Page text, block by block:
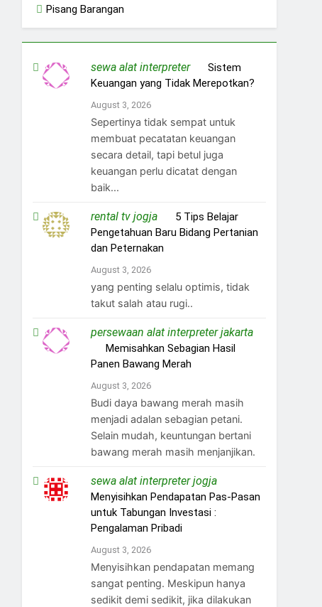
Pisang Barangan
sewa alat interpreteron Sistem
Keuangan yang Tidak Merepotkan?
August 3, 2026
Sepertinya tidak sempat untuk
membuat pecatatan keuangan
secara detail, tapi betul juga
keuangan perlu dicatat dengan
baik...
rental tv jogjaon 5 Tips Belajar
Pengetahuan Baru Bidang Pertanian
dan Peternakan
August 3, 2026
yang penting selalu optimis, tidak
takut salah atau rugi..
persewaan alat interpreter jakarta
Memisahkan Sebagian Hasil
Panen Bawang Merah
August 3, 2026
Budi daya bawang merah masih
menjadi adalan sebagian petani.
Selain mudah, keuntungan bertani
bawang merah masih menjanjikan.
sewa alat interpreter jogjaon
Menyisihkan Pendapatan Pas-Pasan
untuk Tabungan Investasi :
Pengalaman Pribadi
August 3, 2026
Menyisihkan pendapatan memang
sangat penting. Meskipun hanya
sedikit demi sedikit, jika dilakukan